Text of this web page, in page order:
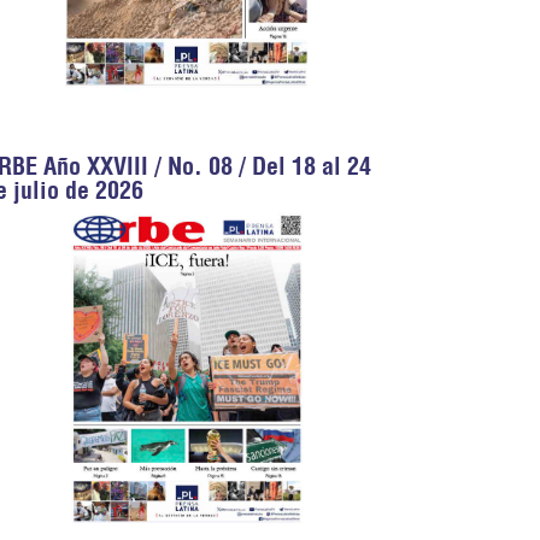
Año XXVIII / No. 08 / Del 18 al 24
julio de 2026